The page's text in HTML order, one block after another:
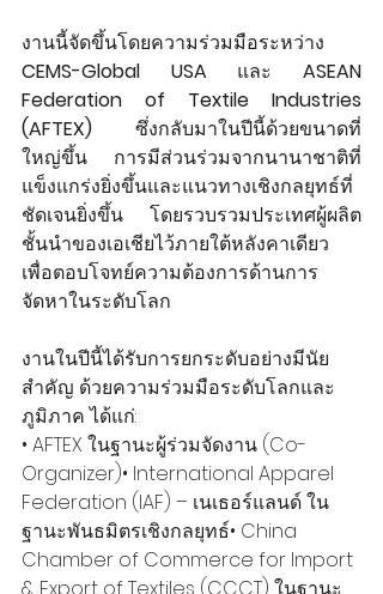
CEMS-Global USA และ ASEAN
Federation of Textile Industries
(AFTEX) ซึ่งกลับมาในปีนี้ด้วยขนาดที่
ใหญ่ขึ้น การมีส่วนร่วมจากนานาชาติที่
แข็งแกร่งยิ่งขึ้นและแนวทางเชิงกลยุทธ์ที่
ชัดเจนยิ่งขึ้น โดยรวบรวมประเทศผู้ผลิต
ชั้นนำของเอเชียไว้ภายใต้หลังคาเดียว
เพื่อตอบโจทย์ความต้องการด้านการ
จัดหาในระดับโลก
งานในปีนี้ได้รับการยกระดับอย่างมีนัย
สำคัญ ด้วยความร่วมมือระดับโลกและ
ภูมิภาค ได้แก่:
• AFTEX ในฐานะผู้ร่วมจัดงาน (Co-
Organizer)• International Apparel
Federation (IAF) – เนเธอร์แลนด์ ใน
ฐานะพันธมิตรเชิงกลยุทธ์• China
Chamber of Commerce for Import
& Export of Textiles (CCCT) ในฐานะ